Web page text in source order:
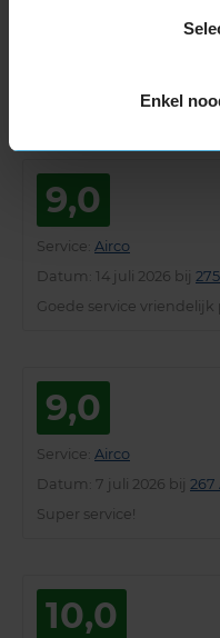
Enkel
De collega aan de balie
jullie van mij een 10
9,0
Service Airco
Datum : 14 juli 2026 bij
Goede service vriendelijk
9,0
Service Airco
Datum : 7 juli 2026 bij 267
Super service!
10,0